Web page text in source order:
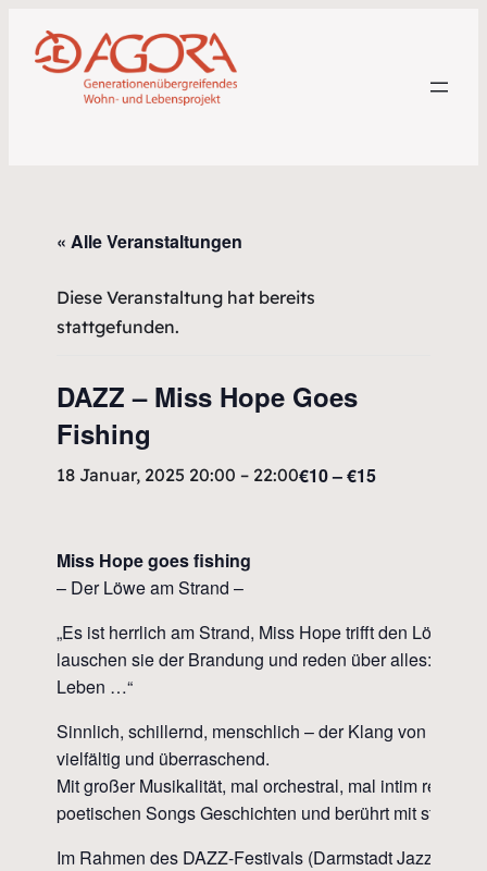
« Alle Veranstaltungen
Diese Veranstaltung hat bereits
stattgefunden.
DAZZ – Miss Hope Goes
Fishing
18 Januar, 2025 20:00 – 22:00€10 – €15
Miss Hope goes fishing
– Der Löwe am Strand –
„Es ist herrlich am Strand, Miss Hope trifft den Löwen
lauschen sie der Brandung und reden über alles: das
Leben …“
Sinnlich, schillernd, menschlich – der Klang von
vielfältig und überraschend.
Mit großer Musikalität, mal orchestral, mal intim
poetischen Songs Geschichten und berührt mit starken
Im Rahmen des DAZZ-Festivals (Darmstadt Jazz)